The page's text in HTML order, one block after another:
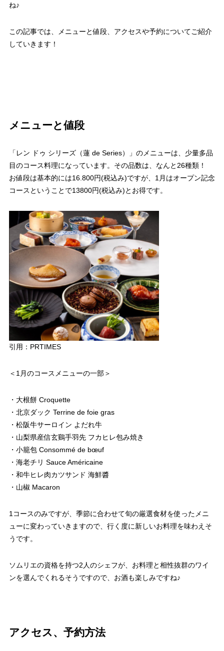
ね♪
この記事では、メニューと値段、アクセスや予約についてご紹介
していきます！
メニューと値段
「レン ドゥ シリーズ（蓮 de Series）」のメニューは、少量多品
目のコース料理になっています。その品数は、なんと26種類！
お値段は基本的には16.800円(税込み)ですが、1月はオープン記念
コースということで13800円(税込み)とお得です。
引用：PRTIMES
＜1月のコースメニューの一部＞
・大根餅 Croquette
・北京ダック Terrine de foie gras
・松阪牛サーロイン よだれ牛
・山梨県産信玄鷄手羽先 フカヒレ包み焼き
・小籠包 Consommé de bœuf
・海老チリ Sauce Américaine
・和牛ヒレ肉カツサンド 海鮮醬
・山椒 Macaron
1コースのみですが、季節に合わせて旬の厳選食材を使ったメニ
ューに変わっていきますので、行く度に新しいお料理を味わえそ
うです。
ソムリエの資格を持つ2人のシェフが、お料理と相性抜群のワイ
ンを選んでくれるそうですので、お酒も楽しみですね♪
アクセス、予約方法